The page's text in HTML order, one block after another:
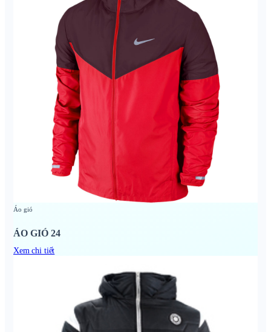
Áo gió
ÁO GIÓ 24
Xem chi tiết